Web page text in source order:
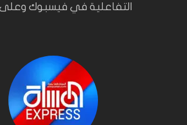
التفاعلية في فيسبوك وعلى